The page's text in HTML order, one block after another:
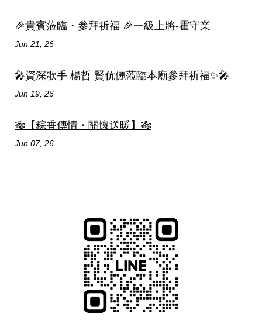
🎉貴賓蒞臨・參拜祈福 🎉一級上將-霍守業
Jun 21, 26
🎤資深歌手 楊哲 賢伉儷蒞臨本廟參拜祈福✨🎤
Jun 19, 26
🎋【粽香傳情・關懷送暖】🎋
Jun 07, 26